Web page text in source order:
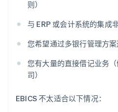
则）
与 ERP 或会计系统的集成
您希望通过多银行管理方
您有大量的直接借记业务
司）
EBICS 不太适合以下情况：
阿联酋
English
爱尔兰
English
爱沙尼亚
奥地利